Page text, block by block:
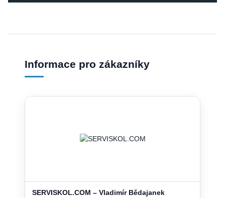
Informace pro zákazníky
SERVISKOL.COM – Vladimír Bědajanek